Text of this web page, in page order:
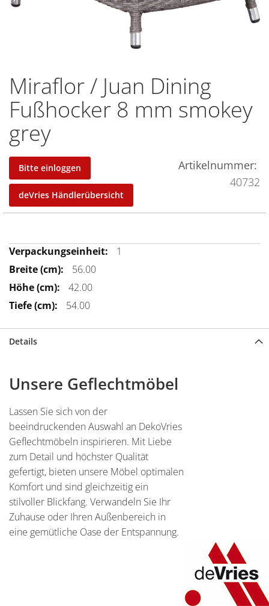
Miraflor / Juan Dining
Fußhocker 8 mm smokey
grey
Bitte einloggen
deVries Händlerübersicht
Artikelnummer
40732
Mehr
Informationen
1
56.00
42.00
54.00
Zum
Anfang
der
Bildergalerie
springen
Details
Unsere Geflechtmöbel
Lassen Sie sich von der
beeindruckenden Auswahl an DekoVries
Geflechtmöbeln inspirieren. Mit Liebe
zum Detail und höchster Qualität
gefertigt, bieten unsere Möbel optimalen
Komfort und sind gleichzeitig ein
stilvoller Blickfang. Verwandeln Sie Ihr
Zuhause oder Ihren Außenbereich in
eine gemütliche Oase der Entspannung.